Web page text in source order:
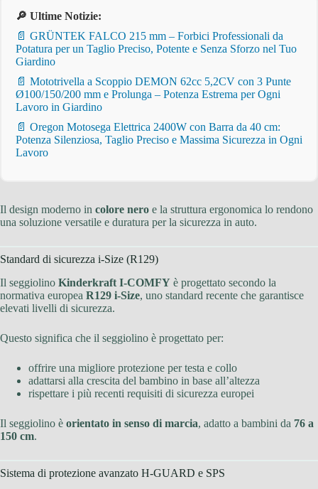
🔎 Ultime Notizie:
📄 GRÜNTEK FALCO 215 mm – Forbici Professionali da
Potatura per un Taglio Preciso, Potente e Senza Sforzo nel Tuo
Giardino
📄 Mototrivella a Scoppio DEMON 62cc 5,2CV con 3 Punte
Ø100/150/200 mm e Prolunga – Potenza Estrema per Ogni
Lavoro in Giardino
📄 Oregon Motosega Elettrica 2400W con Barra da 40 cm:
Potenza Silenziosa, Taglio Preciso e Massima Sicurezza in Ogni
Lavoro
Il design moderno in colore nero e la struttura ergonomica lo rendono
una soluzione versatile e duratura per la sicurezza in auto.
Standard di sicurezza i-Size (R129)
Il seggiolino Kinderkraft I-COMFY è progettato secondo la
normativa europea R129 i-Size, uno standard recente che garantisce
elevati livelli di sicurezza.
Questo significa che il seggiolino è progettato per:
offrire una migliore protezione per testa e collo
adattarsi alla crescita del bambino in base all’altezza
rispettare i più recenti requisiti di sicurezza europei
Il seggiolino è orientato in senso di marcia, adatto a bambini da 76 a
150 cm.
Sistema di protezione avanzato H-GUARD e SPS